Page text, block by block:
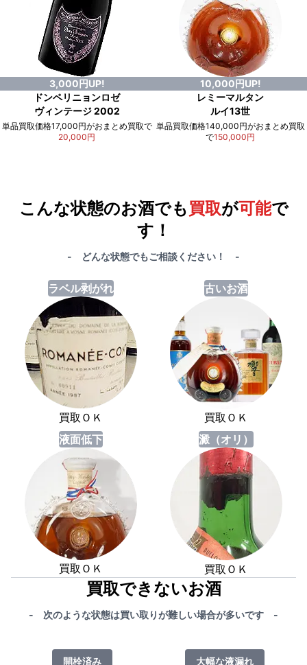
3,000円UP!
ドンペリニョンロゼ
ヴィンテージ 2002
単品買取価格17,000円がおまとめ買取で
20,000円
10,000円UP!
レミーマルタン
ルイ13世
単品買取価格140,000円がおまとめ買取
で150,000円
こんな状態のお酒でも買取が可能で
す！
- どんな状態でもご相談ください！ -
ラベル剥がれ
買取ＯＫ
古いお酒
買取ＯＫ
液面低下
買取ＯＫ
澱（オリ）
買取ＯＫ
買取できないお酒
- 次のような状態は買い取りが難しい場合が多いです -
開栓済み 大幅な液漏れ